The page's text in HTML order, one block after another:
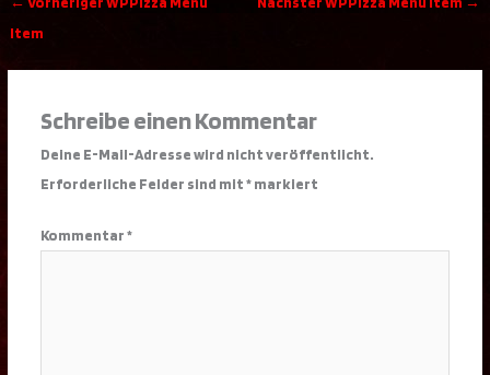
Item
Schreibe einen Kommentar
Deine E-Mail-Adresse wird nicht veröffentlicht.
Erforderliche Felder sind mit*markiert
Kommentar*